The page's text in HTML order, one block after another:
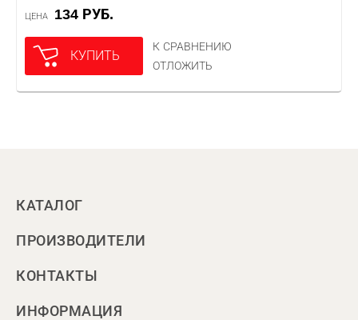
ЦЕНА 134 РУБ.
КУПИТЬ
К СРАВНЕНИЮ
ОТЛОЖИТЬ
КАТАЛОГ
ПРОИЗВОДИТЕЛИ
КОНТАКТЫ
ИНФОРМАЦИЯ